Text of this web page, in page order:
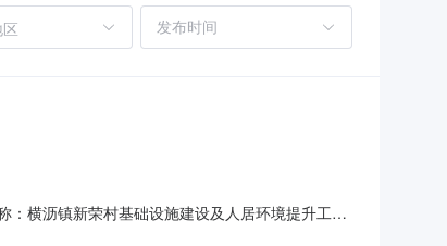
横沥镇新荣村基础设施建设及人居环境提升工程